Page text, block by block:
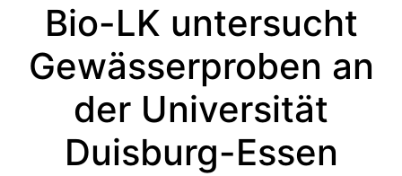
Bio-LK untersucht
Gewässerproben an
der Universität
Duisburg-Essen